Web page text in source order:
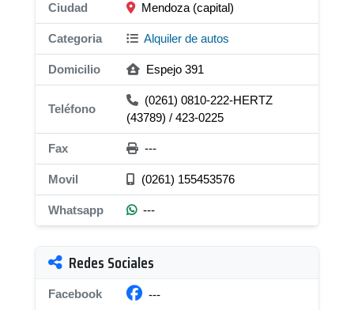
Ciudad Mendoza (capital)
Categoria Alquiler de autos
Domicilio Espejo 391
Teléfono
(0261) 0810-222-HERTZ
(43789) / 423-0225
Fax ---
Movil (0261) 155453576
Whatsapp ---
Redes Sociales
Facebook ---